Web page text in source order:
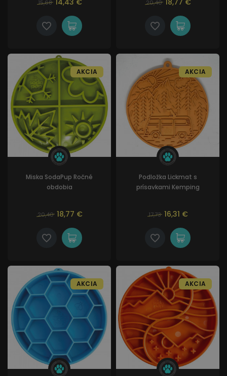
15,68 14,43 € 20,40 18,77 €
Miska SodaPup Ročné
obdobia
20,40 18,77 €
AKCIA
Podložka Lickmat s
prísavkami Kemping
17,73 16,31 €
AKCIA
AKCIA AKCIA